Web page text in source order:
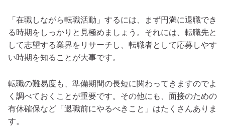
「在職しながら転職活動」するには、まず円満に退職でき
る時期をしっかりと見極めましょう。それには、転職先と
して志望する業界をリサーチし、転職者として応募しやす
い時期を知ることが大事です。
転職の難易度も、準備期間の長短に関わってきますのでよ
く調べておくことが重要です。その他にも、面接のための
有休確保など「退職前にやるべきこと」はたくさんありま
す。